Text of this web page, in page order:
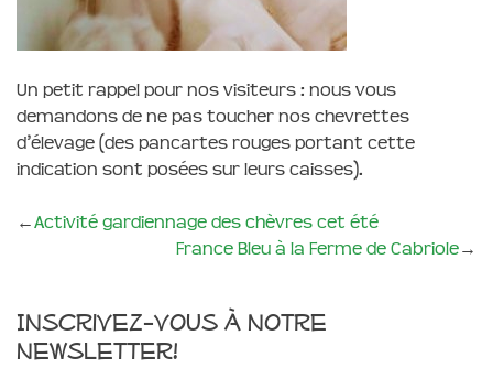
Un petit rappel pour nos visiteurs : nous vous
demandons de ne pas toucher nos chevrettes
d’élevage (des pancartes rouges portant cette
indication sont posées sur leurs caisses).
←Activité gardiennage des chèvres cet été
France Bleu à la Ferme de Cabriole→
Inscrivez-vous à notre
newsletter!